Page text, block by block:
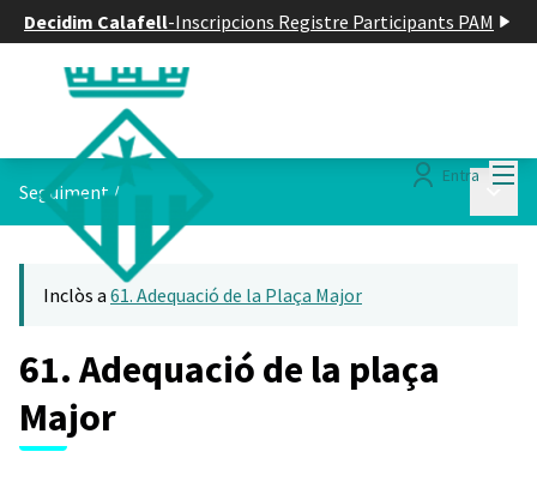
Decidim Calafell-Inscripcions Registre Participants PAM
Entra
Seguiment /
Inclòs a 61. Adequació de la Plaça Major
61. Adequació de la plaça
Major